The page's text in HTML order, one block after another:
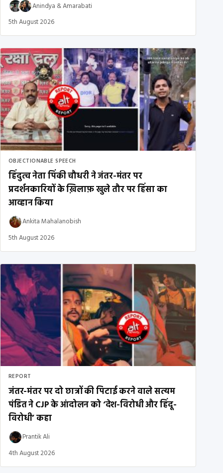
Anindya &Amarabati
5th August 2026
OBJECTIONABLE SPEECH
हिंदुत्व नेता पिंकी चौधरी ने जंतर-मंतर पर
प्रदर्शनकारियों के ख़िलाफ़ खुले तौर पर हिंसा का
आव्हान किया
Ankita Mahalanobish
5th August 2026
REPORT
जंतर-मंतर पर दो छात्रों की पिटाई करने वाले सत्यम
पंडित ने CJP के आंदोलन को ‘देश-विरोधी और हिंदू-
विरोधी’ कहा
Prantik Ali
4th August 2026